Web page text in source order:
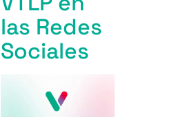
las Redes
Sociales